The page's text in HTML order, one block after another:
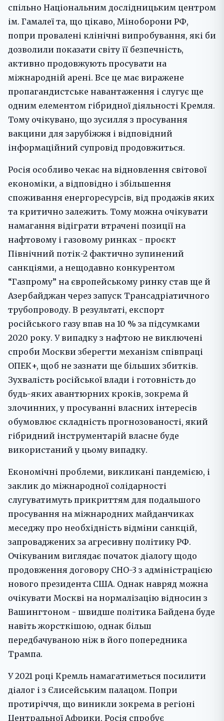
спільно Національним дослідницьким центром
ім. Гамалеї та, що цікаво, Міноборони РФ,
попри провалені клінічні випробування, які би
дозволили показати світу її безпечність,
активно продовжують просувати на
міжнародній арені. Все це має виражене
пропагандистське навантаження і слугує ще
одним елементом гібридної діяльності Кремля.
Тому очікувано, що зусилля з просування
вакцини для зарубіжжя і відповідний
інформаційний супровід продовжиться.
Росія особливо чекає на відновлення світової
економіки, а відповідно і збільшення
споживання енергоресурсів, від продажів яких
та критично залежить. Тому можна очікувати
намагання відіграти втрачені позиції на
нафтовому і газовому ринках - проєкт
Північний потік-2 фактично зупинений
санкціями, а нещодавно конкурентом
“Газпрому” на європейському ринку став ще й
Азербайджан через запуск Трансадріатичного
трубопроводу. В результаті, експорт
російського газу впав на 10 % за підсумками
2020 року. У випадку з нафтою не виключені
спроби Москви зберегти механізм співпраці
ОПЕК+, щоб не зазнати ще більших збитків.
Зухвалість російської влади і готовність до
будь-яких авантюрних кроків, зокрема й
злочинних, у просуванні власних інтересів
обумовлює складність прогнозованості, який
гібридний інструментарій власне буде
використаний у цьому випадку.
Економічні проблеми, викликані пандемією, і
заклик до міжнародної солідарності
слугуватимуть прикриттям для подальшого
просування на міжнародних майданчиках
меседжу про необхідність відміни санкцій,
запроваджених за агресивну політику РФ.
Очікуваним виглядає початок діалогу щодо
продовження договору СНО-3 з адміністрацією
нового президента США. Однак навряд можна
очікувати Москві на нормалізацію відносин з
Вашингтоном - швидше політика Байдена буде
навіть жорсткішою, однак більш
передбачуваною ніж в його попередника
Трампа.
У 2021 році Кремль намагатиметься посилити
діалог і з Єлисейським палацом. Попри
протиріччя, що виникли зокрема в регіоні
Центральної Африки, Росія спробує